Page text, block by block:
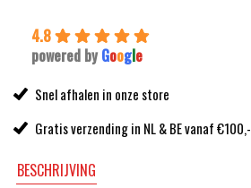
4.8
powered by Google
Snel afhalen in onze store
Gratis verzending in NL & BE vanaf €100,-
BESCHRIJVING